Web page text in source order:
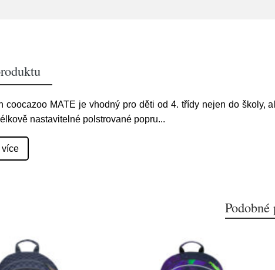
coocazoo MATE je vhodný pro děti od 4. třídy nejen do školy,
nastavitelné polstrované popru...
více